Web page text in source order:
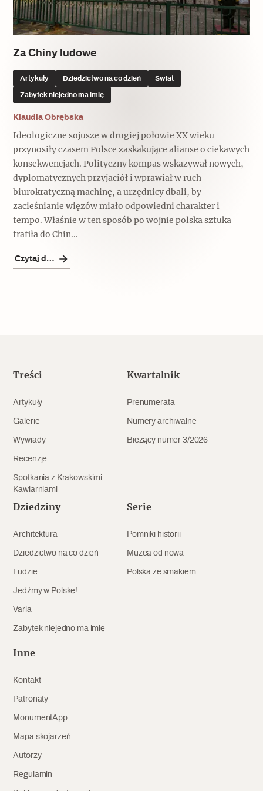
Kruchość rzeczy
Wywiady
Popularne
Dolnośląski Indiana Jones
Recenzje
Jak wskrzesić smak
Ludzie
Popularne
Siostry rzeźbiarki
Zabytek niejedno ma imię
Popularne
Biskupin - rezerwat archeologiczny
Muzea od nowa
Popularne
Narodowego Muzeum Techniki
Polska ze smakiem
Popularne
Kuchnia w Ostromecku: puder z
Zobacz również
Patronaty
MonumentApp
Mapa skojarzeń
Krakowskie Kawiarnie
Za Chiny ludowe
Artykuły Dziedzictwo na co dzień Świat
Zabytek niejedno ma imię
Klaudia Obrębska
Ideologiczne sojusze w drugiej połowie XX wieku
przynosiły czasem Polsce zaskakujące alianse o ciekawych
konsekwencjach. Polityczny kompas wskazywał nowych,
dyplomatycznych przyjaciół i wprawiał w ruch
biurokratyczną machinę, a urzędnicy dbali, by
zacieśnianie więzów miało odpowiedni charakter i
tempo. Właśnie w ten sposób po wojnie polska sztuka
trafiła do Chin...
Czytaj dalej
Treści
Artykuły
Galerie
Wywiady
Recenzje
Spotkania z Krakowskimi
Kawiarniami
Kwartalnik
Prenumerata
Numery archiwalne
Bieżący numer 3/2026
Dziedziny
Architektura
Dziedzictwo na co dzień
Ludzie
Jedźmy w Polskę!
Varia
Zabytek niejedno ma imię
Serie
Pomniki historii
Muzea od nowa
Polska ze smakiem
Inne
Kontakt
Patronaty
MonumentApp
Mapa skojarzeń
Autorzy
Regulamin